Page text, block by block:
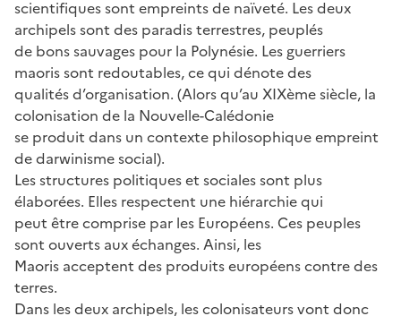
scientifiques sont empreints de naïveté. Les deux
archipels sont des paradis terrestres, peuplés
de bons sauvages pour la Polynésie. Les guerriers
maoris sont redoutables, ce qui dénote des
qualités d’organisation. (Alors qu’au XIXème siècle, la
colonisation de la Nouvelle-Calédonie
se produit dans un contexte philosophique empreint
de darwinisme social).
Les structures politiques et sociales sont plus
élaborées. Elles respectent une hiérarchie qui
peut être comprise par les Européens. Ces peuples
sont ouverts aux échanges. Ainsi, les
Maoris acceptent des produits européens contre des
terres.
Dans les deux archipels, les colonisateurs vont donc